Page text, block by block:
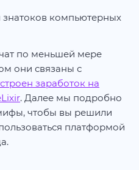
знатоков компьютерных
по меньшей мере
они связаны с
заработок на
. Далее мы подробно
чтобы вы решили
платформой